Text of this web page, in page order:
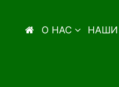
О НАС НАШИ